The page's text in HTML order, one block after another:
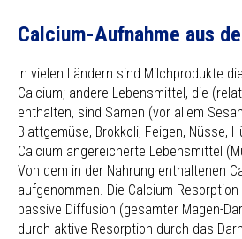
Calcium-Aufnahme aus
In vielen Ländern sind Milchprodukte
Calcium; andere Lebensmittel, die
enthalten, sind Samen (vor allem
Blattgemüse, Brokkoli, Feigen, Nüsse,
Calcium angereicherte Lebensmittel
Von dem in der Nahrung enthaltenen
aufgenommen. Die Calcium-
passive Diffusion (gesamter Magen-
durch aktive Resorption durch das